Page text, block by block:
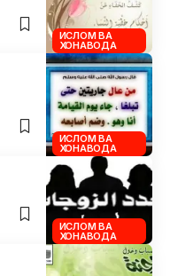
ИСЛОМ ВА
ХОНАВОДА
ИСЛОМ ВА
ХОНАВОДА
ИСЛОМ ВА
ХОНАВОДА